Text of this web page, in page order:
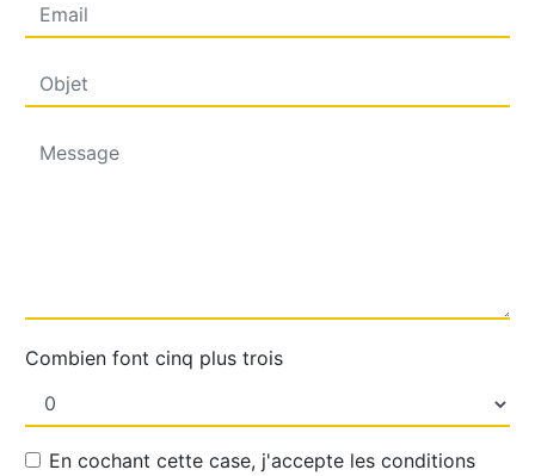
Combien font cinq plus trois
En cochant cette case, j'accepte les conditions